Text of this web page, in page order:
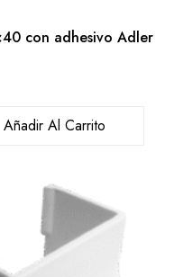
con adhesivo Adler
Añadir Al Carrito